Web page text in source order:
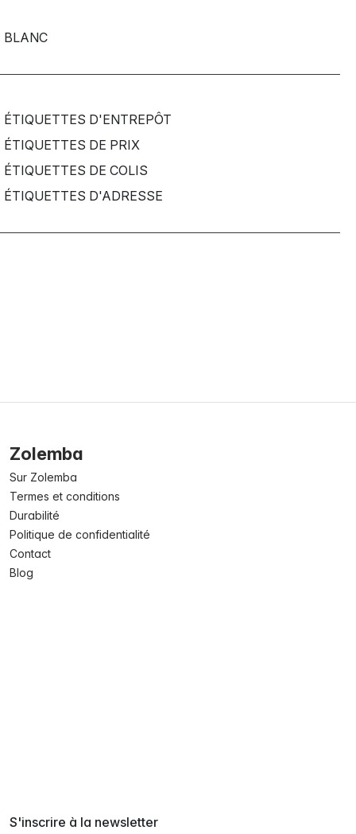
BLANC
ÉTIQUETTES D'ENTREPÔT
ÉTIQUETTES DE PRIX
ÉTIQUETTES DE COLIS
ÉTIQUETTES D'ADRESSE
Zolemba
Sur Zolemba
Termes et conditions
Durabilité
Politique de confidentialité
Contact
Blog
S'inscrire à la newsletter